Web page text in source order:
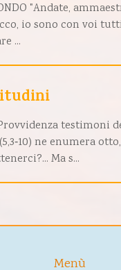
"Andate,
io sono con voi
...
testimoni
ne enumera
Ma s...
Menù